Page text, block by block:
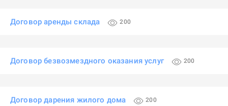
Договор аренды склада 200
Договор безвозмездного оказания услуг 200
Договор дарения жилого дома 200